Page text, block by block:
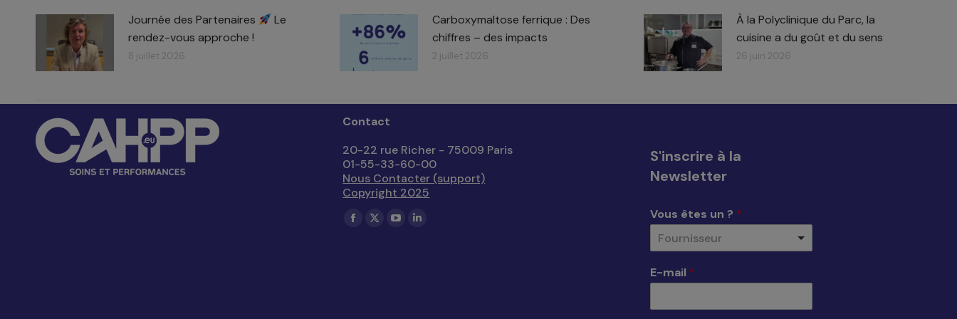
Journée des Partenaires
Le
rendez-vous approche !
8 juillet 2026
Carboxymaltose ferrique : Des
chiffres – des impacts​
2 juillet 2026
À la Polyclinique du Parc, la
cuisine a du goût et du sens
26 juin 2026
Contact
20-22 rue Richer - 75009 Paris
01-55-33-60-00
Nous Contacter (support)
Copyright 2025
Trouvez nous sur :
La
La
La
La
S'inscrire à la
Newsletter
Vous êtes un ? *
Fournisseur
E-mail *